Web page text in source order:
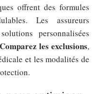
offrent des formules
Les assureurs
personnalisées
Comparez les exclusions,
et les modalités de